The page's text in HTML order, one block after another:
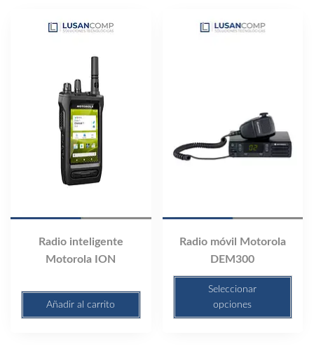
Radio inteligente
Motorola ION
Añadir al carrito
Radio móvil Motorola
DEM300
Seleccionar
opciones
producto
pueden
página